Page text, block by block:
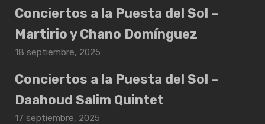
Conciertos a la Puesta del Sol –
Martirio y Chano Domínguez
18 septiembre, 2025
Conciertos a la Puesta del Sol –
Daahoud Salim Quintet
17 septiembre, 2025